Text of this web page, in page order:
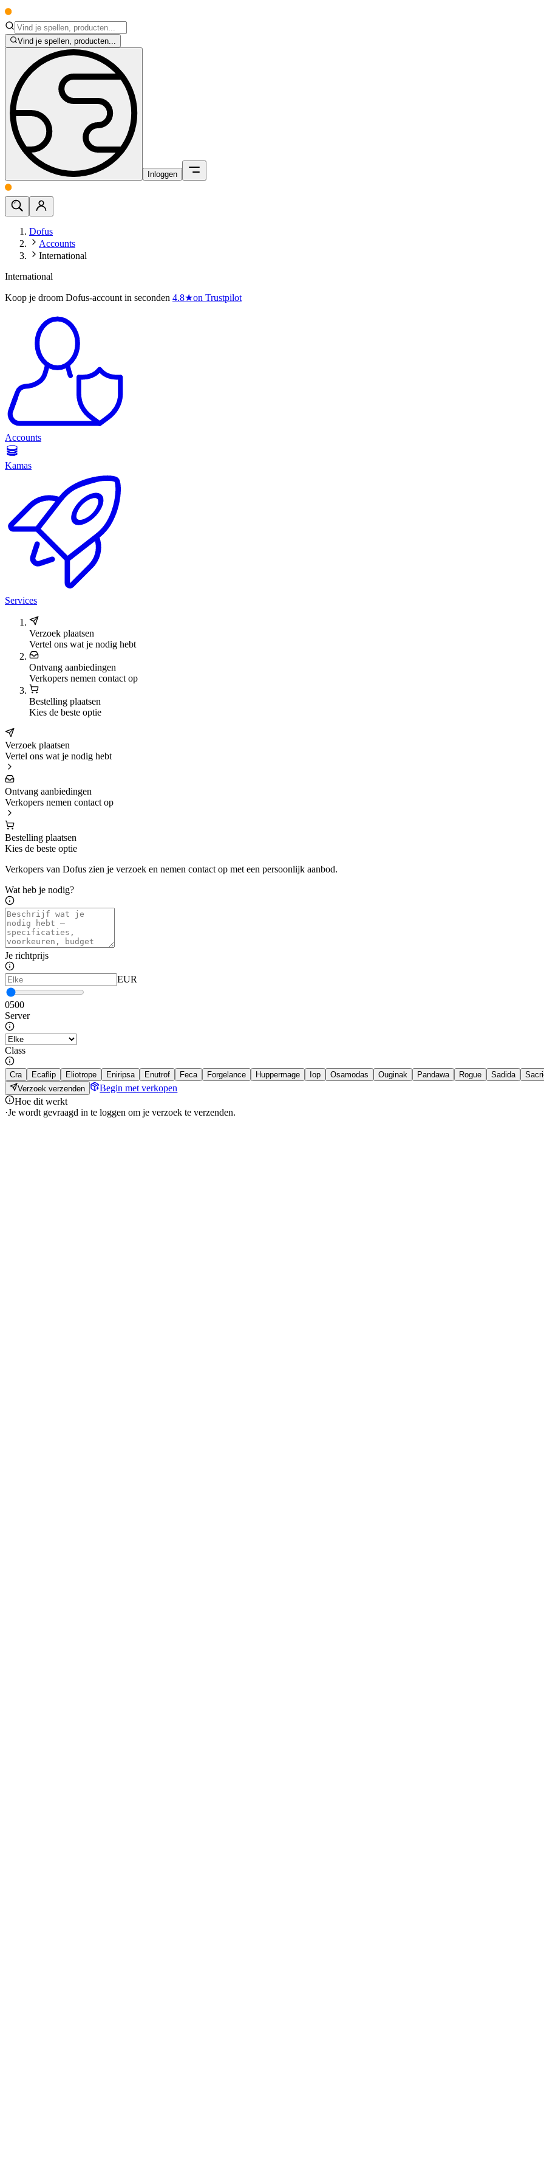
Vind je spellen, producten...
Inloggen
Dofus
Accounts
International
International
Koop je droom Dofus-account in seconden 4.8★on Trustpilot
Accounts
Kamas
Services
Verzoek plaatsen
Vertel ons wat je nodig hebt
Ontvang aanbiedingen
Verkopers nemen contact op
Bestelling plaatsen
Kies de beste optie
Verzoek plaatsen
Vertel ons wat je nodig hebt
Ontvang aanbiedingen
Verkopers nemen contact op
Bestelling plaatsen
Kies de beste optie
Verkopers van Dofus zien je verzoek en nemen contact op met een persoonlijk aanbod.
Wat heb je nodig?
Je richtprijs
EUR
0500
Server
Class
Cra Ecaflip Eliotrope Eniripsa Enutrof Feca Forgelance Huppermage Iop Osamodas Ouginak Pandawa Rogue Sadida
Verzoek verzenden
Begin met verkopen
Hoe dit werkt
·Je wordt gevraagd in te loggen om je verzoek te verzenden.